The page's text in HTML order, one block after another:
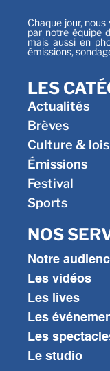
Chaque jour,
par notre équipe
mais aussi en
émissions,
LES
Actualités
Brèves
Culture &
Émissions
Festival
Sports
NOS
Notre
Les vidéos
Les lives
Les
Les
Le studio